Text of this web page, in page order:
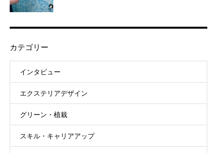
カテゴリー
インタビュー
エクステリアデザイン
グリーン・植栽
スキル・キャリアアップ